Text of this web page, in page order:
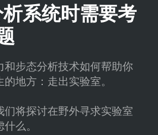
系统时需要考
和步态分析技术如何帮助你
地方：走出实验室。
将探讨在野外寻求实验室
么。